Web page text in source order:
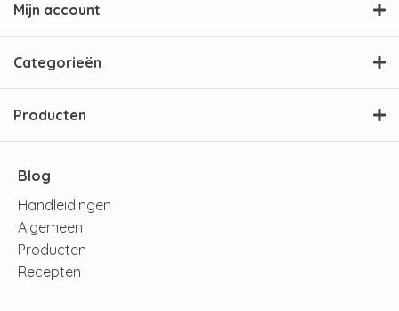
Mijn account
Categorieën
Producten
Blog
Handleidingen
Algemeen
Producten
Recepten